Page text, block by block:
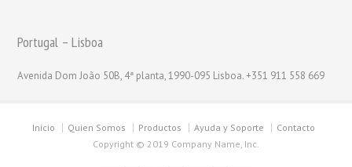
Portugal – Lisboa
Avenida Dom João 50B, 4ª planta, 1990-095 Lisboa. +351 911 558 669
Inicio Quien Somos Productos Ayuda y Soporte
Contacto
Copyright © 2019 Company Name, Inc.